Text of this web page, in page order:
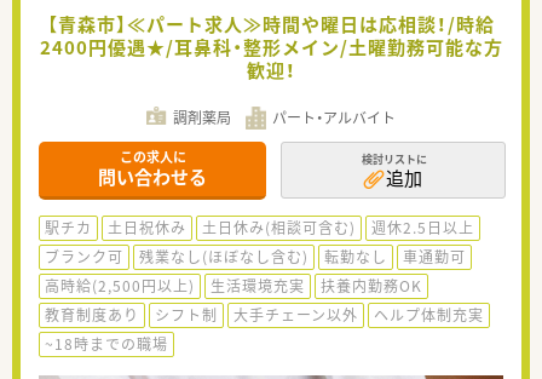
【青森市】≪パート求人≫時間や曜日は応相談！/時給
2400円優遇★/耳鼻科・整形メイン/土曜勤務可能な方
歓迎！
調剤薬局 パート・アルバイト
この求人に
問い合わせる
検討リストに
追加
駅チカ 土日祝休み 土日休み(相談可含む)
週休2.5日以上
ブランク可
残業なし(ほぼなし含む) 転勤なし
車通勤可
高時給(2,500円以上)
生活環境充実
扶養内勤務OK
教育制度あり
シフト制 大手チェーン以外
ヘルプ体制充実
~18時までの職場